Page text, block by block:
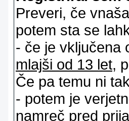
Preveri, če
potem sta se
- če je vključena
mlajši od 13 let,
Če pa temu ni
- potem je
namreč pred